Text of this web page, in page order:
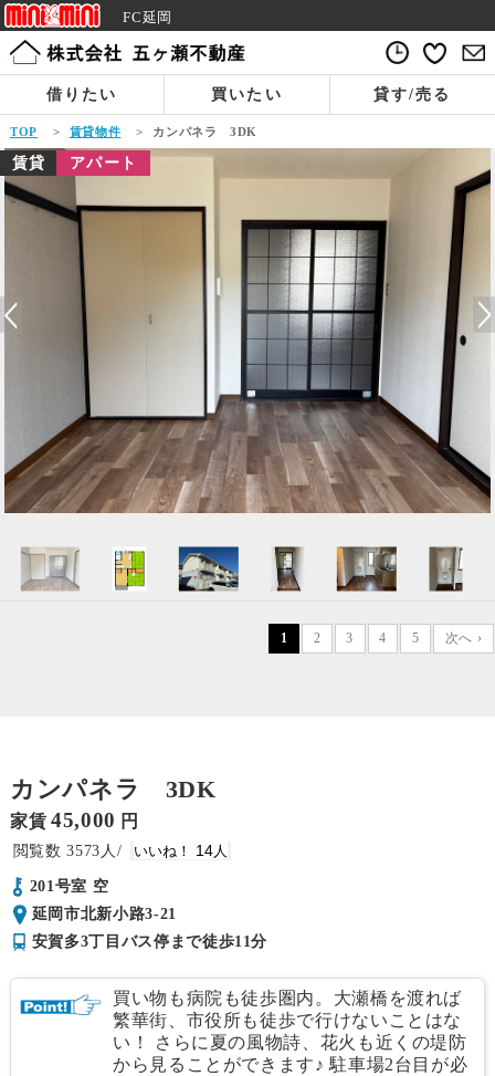
FC延岡
借りたい 買いたい 貸す/売る
TOP > 賃貸物件 > カンパネラ 3DK
賃貸 アパート
1 2 3 4 5 次へ ›
カンパネラ 3DK
家賃 45,000 円
3573
14
201号室 空
延岡市北新小路3-21
安賀多3丁目バス停まで徒歩11分
買い物も病院も徒歩圏内。大瀬橋を渡れば
繁華街、市役所も徒歩で行けないことはな
い！ さらに夏の風物詩、花火も近くの堤防
から見ることができます♪ 駐車場2台目が必